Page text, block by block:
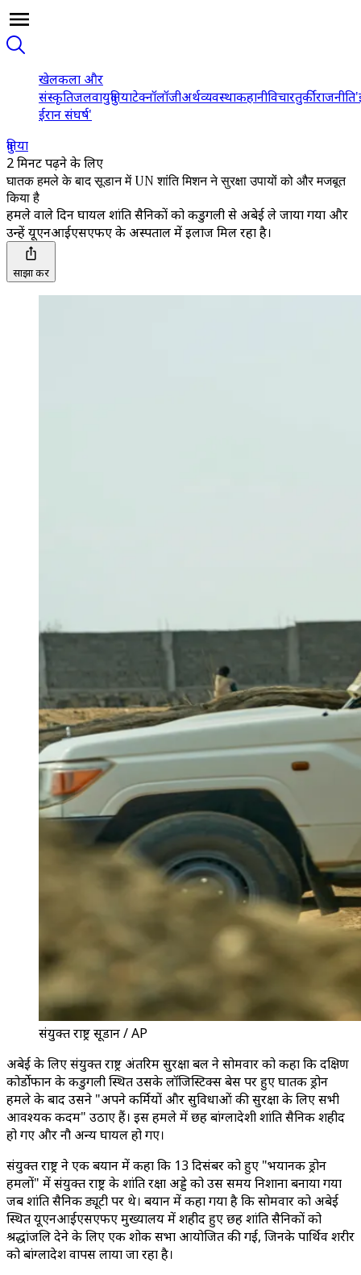
खेलकला और
संस्कृतिजलवायुदुनियाटेक्नॉलॉजीअर्थव्यवस्थाकहानीविचारतुर्कीराजनीति
ईरान संघर्ष'
दुनिया
2 मिनट पढ़ने के लिए
घातक हमले के बाद सूडान में UN शांति मिशन ने सुरक्षा उपायों को और मजबूत
किया है
हमले वाले दिन घायल शांति सैनिकों को कडुगली से अबेई ले जाया गया और
उन्हें यूएनआईएसएफए के अस्पताल में इलाज मिल रहा है।
साझा करें
संयुक्त राष्ट्र सूडान / AP
अबेई के लिए संयुक्त राष्ट्र अंतरिम सुरक्षा बल ने सोमवार को कहा कि दक्षिण
कोर्डोफान के कडुगली स्थित उसके लॉजिस्टिक्स बेस पर हुए घातक ड्रोन
हमले के बाद उसने "अपने कर्मियों और सुविधाओं की सुरक्षा के लिए सभी
आवश्यक कदम" उठाए हैं। इस हमले में छह बांग्लादेशी शांति सैनिक शहीद
हो गए और नौ अन्य घायल हो गए।
संयुक्त राष्ट्र ने एक बयान में कहा कि 13 दिसंबर को हुए "भयानक ड्रोन
हमलों" में संयुक्त राष्ट्र के शांति रक्षा अड्डे को उस समय निशाना बनाया गया
जब शांति सैनिक ड्यूटी पर थे। बयान में कहा गया है कि सोमवार को अबेई
स्थित यूएनआईएसएफए मुख्यालय में शहीद हुए छह शांति सैनिकों को
श्रद्धांजलि देने के लिए एक शोक सभा आयोजित की गई, जिनके पार्थिव शरीर
को बांग्लादेश वापस लाया जा रहा है।